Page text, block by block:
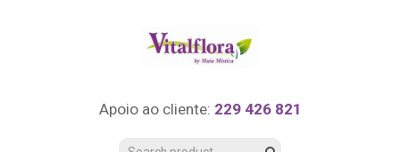
Apoio ao cliente: 229 426 821